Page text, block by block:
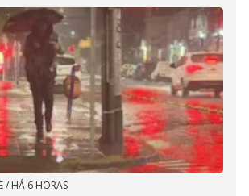
/ HÁ 6 HORAS